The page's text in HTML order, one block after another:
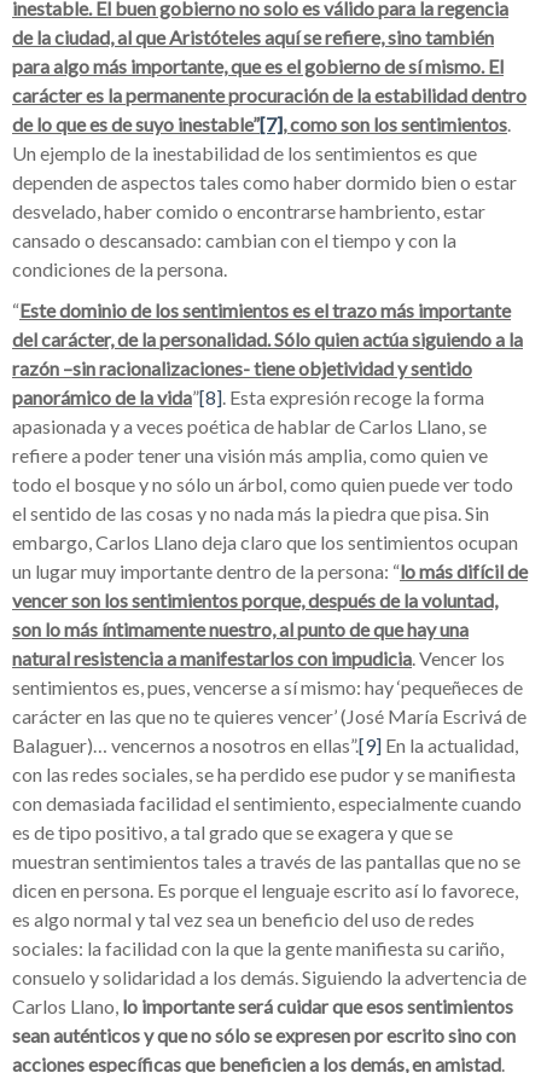
inestable. El buen gobierno no solo es válido para la regencia
de la ciudad, al que Aristóteles aquí se refiere, sino también
para algo más importante, que es el gobierno de sí mismo. El
carácter es la permanente procuración de la estabilidad dentro
de lo que es de suyo inestable”[7], como son los sentimientos.
Un ejemplo de la inestabilidad de los sentimientos es que
dependen de aspectos tales como haber dormido bien o estar
desvelado, haber comido o encontrarse hambriento, estar
cansado o descansado: cambian con el tiempo y con la
condiciones de la persona.
“Este dominio de los sentimientos es el trazo más importante
del carácter, de la personalidad. Sólo quien actúa siguiendo a la
razón –sin racionalizaciones- tiene objetividad y sentido
panorámico de la vida”[8]. Esta expresión recoge la forma
apasionada y a veces poética de hablar de Carlos Llano, se
refiere a poder tener una visión más amplia, como quien ve
todo el bosque y no sólo un árbol, como quien puede ver todo
el sentido de las cosas y no nada más la piedra que pisa. Sin
embargo, Carlos Llano deja claro que los sentimientos ocupan
un lugar muy importante dentro de la persona: “lo más difícil de
vencer son los sentimientos porque, después de la voluntad,
son lo más íntimamente nuestro, al punto de que hay una
natural resistencia a manifestarlos con impudicia. Vencer los
sentimientos es, pues, vencerse a sí mismo: hay ‘pequeñeces de
carácter en las que no te quieres vencer’ (José María Escrivá de
Balaguer)… vencernos a nosotros en ellas”.[9] En la actualidad,
con las redes sociales, se ha perdido ese pudor y se manifiesta
con demasiada facilidad el sentimiento, especialmente cuando
es de tipo positivo, a tal grado que se exagera y que se
muestran sentimientos tales a través de las pantallas que no se
dicen en persona. Es porque el lenguaje escrito así lo favorece,
es algo normal y tal vez sea un beneficio del uso de redes
sociales: la facilidad con la que la gente manifiesta su cariño,
consuelo y solidaridad a los demás. Siguiendo la advertencia de
Carlos Llano, lo importante será cuidar que esos sentimientos
sean auténticos y que no sólo se expresen por escrito sino con
acciones específicas que beneficien a los demás, en amistad.